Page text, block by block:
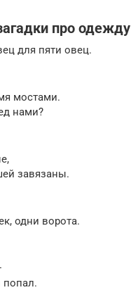
про одежду
для пяти овец.
мостами.
нами?
завязаны.
одни ворота.
попал.